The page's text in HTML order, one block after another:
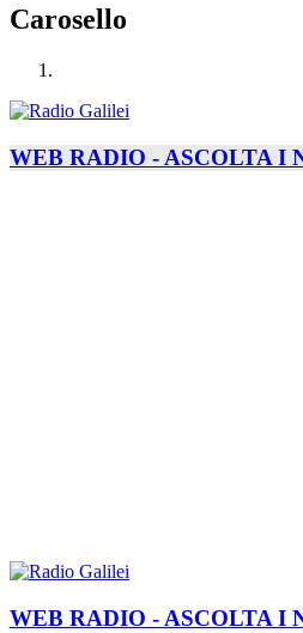
Carosello
WEB RADIO - ASCOLTA I
WEB RADIO - ASCOLTA I